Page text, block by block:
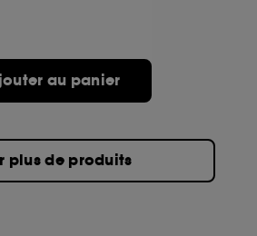
au panier
plus de produits